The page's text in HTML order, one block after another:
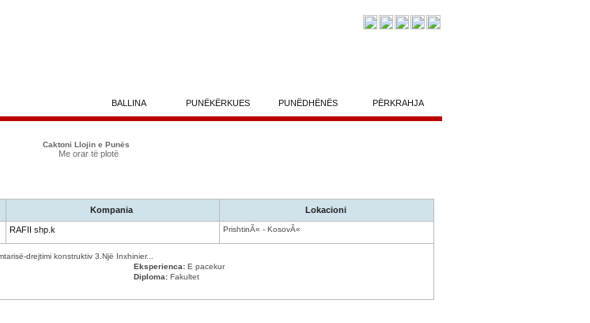
BALLINA PUNËKËRKUES PUNËDHËNËS PËRKRAHJA
Caktoni Llojin e Punës
Me orar të plotë
Kompania Lokacioni
RAFII shp.k PrishtinÃ« - KosovÃ«
drejtimi konstruktiv 3.Një Inxhinier...
Eksperienca: E pacekur
Diploma: Fakultet